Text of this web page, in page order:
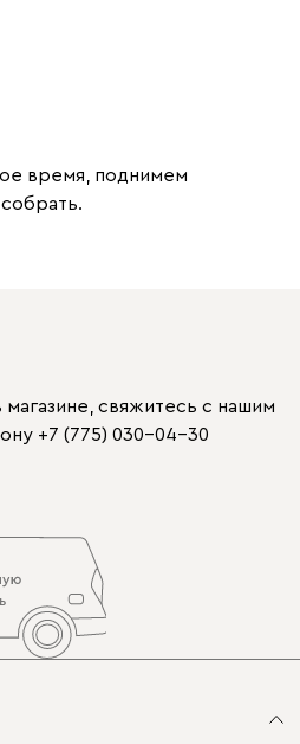
время, поднимем
магазине, свяжитесь с нашим
+7 (775) 030-04-30